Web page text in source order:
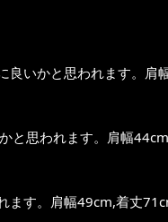
良いかと思われます。
と思われます。肩幅
ます。肩幅49cm,着丈